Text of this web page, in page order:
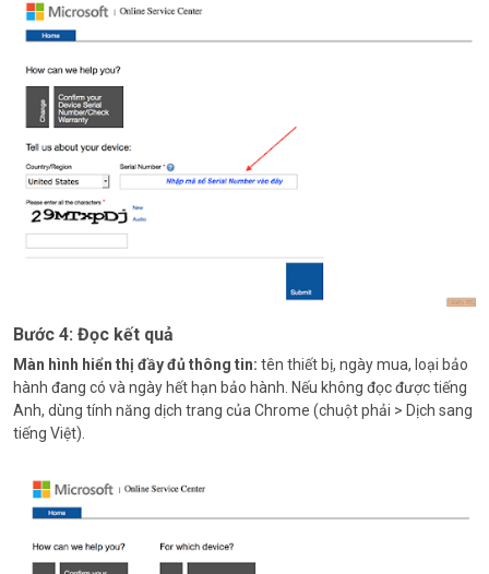
Bước 4: Đọc kết quả
Màn hình hiển thị đầy đủ thông tin: tên thiết bị, ngày mua, loại bảo
hành đang có và ngày hết hạn bảo hành. Nếu không đọc được tiếng
Anh, dùng tính năng dịch trang của Chrome (chuột phải > Dịch sang
tiếng Việt).